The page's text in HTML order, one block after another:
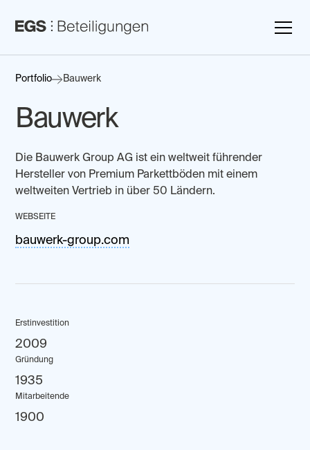
Portfolio Bauwerk
Bauwerk
Die Bauwerk Group AG ist ein weltweit führender
Hersteller von Premium Parkettböden mit einem
weltweiten Vertrieb in über 50 Ländern.
WEBSEITE
bauwerk-group.com
Erstinvestition
2009
Gründung
1935
Mitarbeitende
1900